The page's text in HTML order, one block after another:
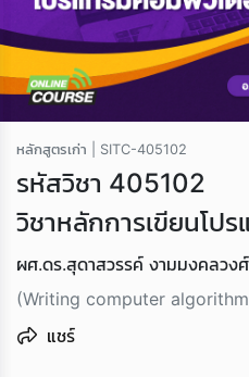
หลักสูตรเก่า | SITC-405102
รหัสวิชา 405102
วิชาหลักการเขียนโป
ผศ.ดร.สุดาสวรรค์ งามมงคลวงศ์
(Writing computer
แชร์